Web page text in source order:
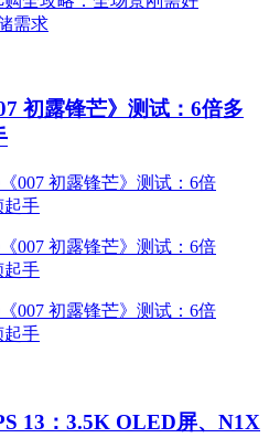
初露锋芒》测试：6倍多
13：3.5K OLED屏、N1X